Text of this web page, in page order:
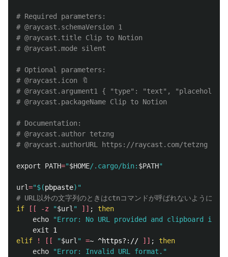
# Required parameters:
# @raycast.schemaVersion 1
# @raycast.title Clip to Notion
# @raycast.mode silent
# Optional parameters:
# @raycast.icon 🔖
# @raycast.argument1 { "type": "text",
# @raycast.packageName Clip to Notion
# Documentation:
# @raycast.author tetzng
# @raycast.authorURL https://raycast.com/tetzng
export PATH="$HOME/.cargo/bin: $PATH"
url="$(pbpaste) "
# URL以外の文字列のときはctnコマンドが呼ばれないようにし
if
[[ -z "$url " ]] ;
then
echo
"Error: No URL provided and clipboard is
exit
elif
! [[ "$url " =~ ^https?:// ]] ;
then
echo
"Error: Invalid URL format."